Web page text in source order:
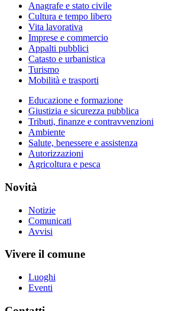
Anagrafe e stato civile
Cultura e tempo libero
Vita lavorativa
Imprese e commercio
Appalti pubblici
Catasto e urbanistica
Turismo
Mobilità e trasporti
Educazione e formazione
Giustizia e sicurezza pubblica
Tributi, finanze e contravvenzioni
Ambiente
Salute, benessere e assistenza
Autorizzazioni
Agricoltura e pesca
Novità
Notizie
Comunicati
Avvisi
Vivere il comune
Luoghi
Eventi